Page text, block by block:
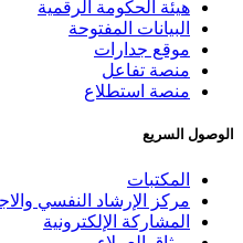
هيئة الحكومة الرقمية
البيانات المفتوحة
موقع جدارات
منصة تفاعل
منصة استطلاع
الوصول السريع
المكتبات
مركز الإرشاد النفسي
المشاركة الإلكترونية